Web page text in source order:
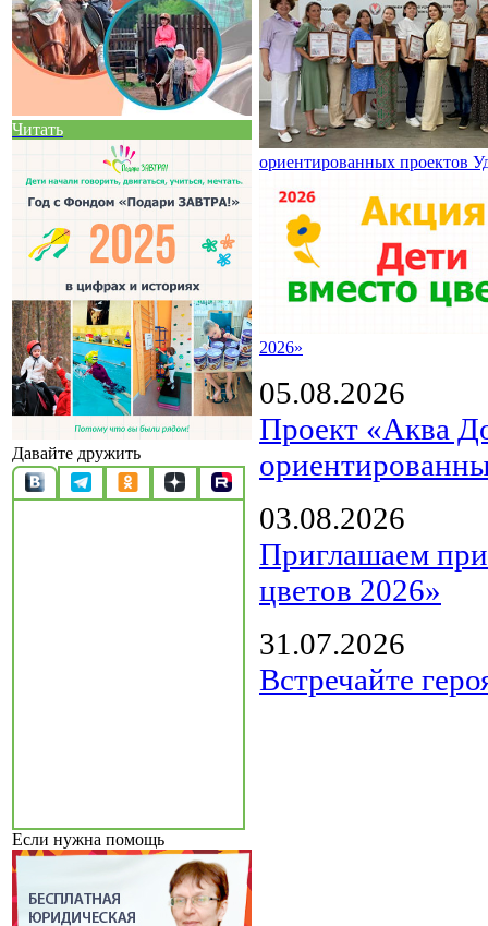
Читать
Давайте дружить
Если нужна помощь
ориентированных проектов
2026»
05.08.2026
Проект «Аква
03.08.2026
Приглашаем
цветов 2026»
31.07.2026
Встречайте